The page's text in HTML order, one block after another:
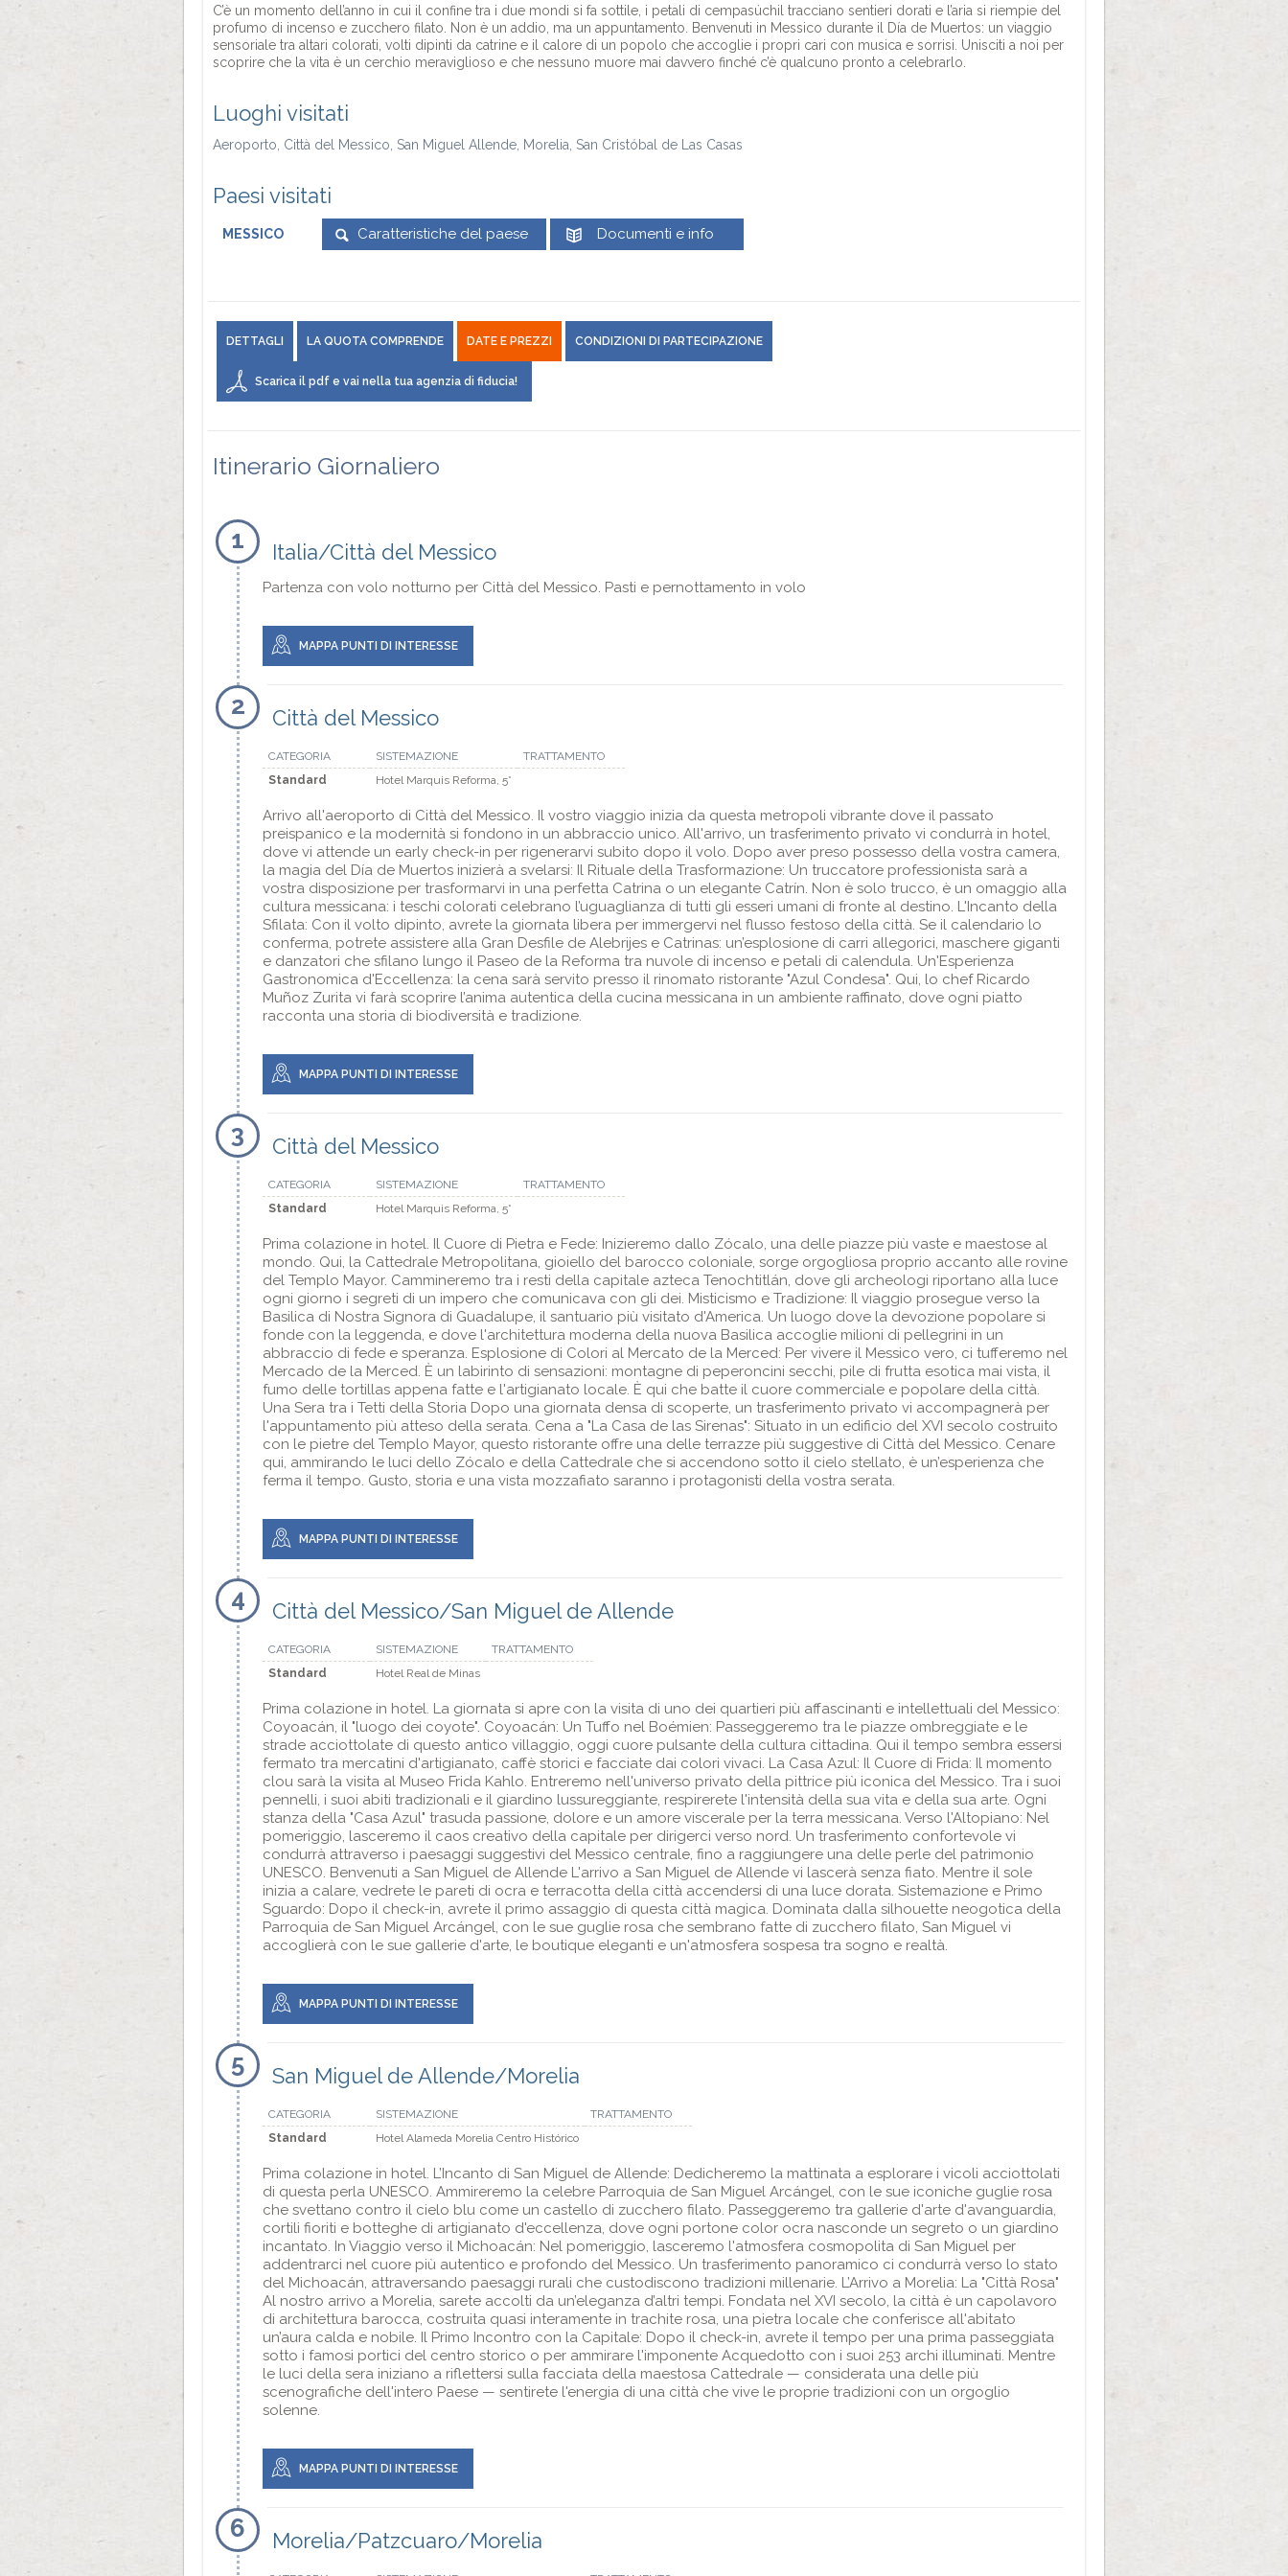
C’è un momento dell’anno in cui il confine tra i due mondi si fa sottile, i petali di cempasúchil tracciano sentieri dorati e l’aria si riempie del
profumo di incenso e zucchero filato. Non è un addio, ma un appuntamento. Benvenuti in Messico durante il Día de Muertos: un viaggio
sensoriale tra altari colorati, volti dipinti da catrine e il calore di un popolo che accoglie i propri cari con musica e sorrisi. Unisciti a noi per
scoprire che la vita è un cerchio meraviglioso e che nessuno muore mai davvero finché c’è qualcuno pronto a celebrarlo.
Luoghi visitati
Aeroporto, Città del Messico, San Miguel Allende, Morelia, San Cristóbal de Las Casas
Paesi visitati
MESSICO Caratteristiche del paese Documenti e info
DETTAGLI LA QUOTA COMPRENDE DATE E PREZZI CONDIZIONI DI PARTECIPAZIONE
Scarica il pdf e vai nella tua agenzia di fiducia!
Itinerario Giornaliero
1 Italia/Città del Messico
Partenza con volo notturno per Città del Messico. Pasti e pernottamento in volo
MAPPA PUNTI DI INTERESSE
2 Città del Messico
CATEGORIA SISTEMAZIONE
TRATTAMENTO
Standard
Hotel Marquis Reforma, 5*
Arrivo all'aeroporto di Città del Messico. Il vostro viaggio inizia da questa metropoli vibrante dove il passato
preispanico e la modernità si fondono in un abbraccio unico. All'arrivo, un trasferimento privato vi condurrà in hotel,
dove vi attende un early check-in per rigenerarvi subito dopo il volo. Dopo aver preso possesso della vostra camera,
la magia del Día de Muertos inizierà a svelarsi: Il Rituale della Trasformazione: Un truccatore professionista sarà a
vostra disposizione per trasformarvi in una perfetta Catrina o un elegante Catrín. Non è solo trucco, è un omaggio alla
cultura messicana: i teschi colorati celebrano l’uguaglianza di tutti gli esseri umani di fronte al destino. L'Incanto della
Sfilata: Con il volto dipinto, avrete la giornata libera per immergervi nel flusso festoso della città. Se il calendario lo
conferma, potrete assistere alla Gran Desfile de Alebrijes e Catrinas: un’esplosione di carri allegorici, maschere giganti
e danzatori che sfilano lungo il Paseo de la Reforma tra nuvole di incenso e petali di calendula. Un'Esperienza
Gastronomica d'Eccellenza: la cena sarà servito presso il rinomato ristorante "Azul Condesa". Qui, lo chef Ricardo
Muñoz Zurita vi farà scoprire l’anima autentica della cucina messicana in un ambiente raffinato, dove ogni piatto
racconta una storia di biodiversità e tradizione.
MAPPA PUNTI DI INTERESSE
3 Città del Messico
CATEGORIA SISTEMAZIONE
TRATTAMENTO
Standard
Hotel Marquis Reforma, 5*
Prima colazione in hotel. Il Cuore di Pietra e Fede: Inizieremo dallo Zócalo, una delle piazze più vaste e maestose al
mondo. Qui, la Cattedrale Metropolitana, gioiello del barocco coloniale, sorge orgogliosa proprio accanto alle rovine
del Templo Mayor. Cammineremo tra i resti della capitale azteca Tenochtitlán, dove gli archeologi riportano alla luce
ogni giorno i segreti di un impero che comunicava con gli dei. Misticismo e Tradizione: Il viaggio prosegue verso la
Basilica di Nostra Signora di Guadalupe, il santuario più visitato d'America. Un luogo dove la devozione popolare si
fonde con la leggenda, e dove l'architettura moderna della nuova Basilica accoglie milioni di pellegrini in un
abbraccio di fede e speranza. Esplosione di Colori al Mercato de la Merced: Per vivere il Messico vero, ci tufferemo nel
Mercado de la Merced. È un labirinto di sensazioni: montagne di peperoncini secchi, pile di frutta esotica mai vista, il
fumo delle tortillas appena fatte e l'artigianato locale. È qui che batte il cuore commerciale e popolare della città.
Una Sera tra i Tetti della Storia Dopo una giornata densa di scoperte, un trasferimento privato vi accompagnerà per
l'appuntamento più atteso della serata. Cena a "La Casa de las Sirenas": Situato in un edificio del XVI secolo costruito
con le pietre del Templo Mayor, questo ristorante offre una delle terrazze più suggestive di Città del Messico. Cenare
qui, ammirando le luci dello Zócalo e della Cattedrale che si accendono sotto il cielo stellato, è un’esperienza che
ferma il tempo. Gusto, storia e una vista mozzafiato saranno i protagonisti della vostra serata.
MAPPA PUNTI DI INTERESSE
4 Città del Messico/San Miguel de Allende
CATEGORIA SISTEMAZIONE
TRATTAMENTO
Standard
Hotel Real de Minas
Prima colazione in hotel. La giornata si apre con la visita di uno dei quartieri più affascinanti e intellettuali del Messico:
Coyoacán, il "luogo dei coyote". Coyoacán: Un Tuffo nel Boémien: Passeggeremo tra le piazze ombreggiate e le
strade acciottolate di questo antico villaggio, oggi cuore pulsante della cultura cittadina. Qui il tempo sembra essersi
fermato tra mercatini d'artigianato, caffè storici e facciate dai colori vivaci. La Casa Azul: Il Cuore di Frida: Il momento
clou sarà la visita al Museo Frida Kahlo. Entreremo nell'universo privato della pittrice più iconica del Messico. Tra i suoi
pennelli, i suoi abiti tradizionali e il giardino lussureggiante, respirerete l'intensità della sua vita e della sua arte. Ogni
stanza della "Casa Azul" trasuda passione, dolore e un amore viscerale per la terra messicana. Verso l'Altopiano: Nel
pomeriggio, lasceremo il caos creativo della capitale per dirigerci verso nord. Un trasferimento confortevole vi
condurrà attraverso i paesaggi suggestivi del Messico centrale, fino a raggiungere una delle perle del patrimonio
UNESCO. Benvenuti a San Miguel de Allende L'arrivo a San Miguel de Allende vi lascerà senza fiato. Mentre il sole
inizia a calare, vedrete le pareti di ocra e terracotta della città accendersi di una luce dorata. Sistemazione e Primo
Sguardo: Dopo il check-in, avrete il primo assaggio di questa città magica. Dominata dalla silhouette neogotica della
Parroquia de San Miguel Arcángel, con le sue guglie rosa che sembrano fatte di zucchero filato, San Miguel vi
accoglierà con le sue gallerie d'arte, le boutique eleganti e un'atmosfera sospesa tra sogno e realtà.
MAPPA PUNTI DI INTERESSE
5 San Miguel de Allende/Morelia
CATEGORIA SISTEMAZIONE
TRATTAMENTO
Standard
Hotel Alameda Morelia Centro Histórico
Prima colazione in hotel. L’Incanto di San Miguel de Allende: Dedicheremo la mattinata a esplorare i vicoli acciottolati
di questa perla UNESCO. Ammireremo la celebre Parroquia de San Miguel Arcángel, con le sue iconiche guglie rosa
che svettano contro il cielo blu come un castello di zucchero filato. Passeggeremo tra gallerie d'arte d'avanguardia,
cortili fioriti e botteghe di artigianato d'eccellenza, dove ogni portone color ocra nasconde un segreto o un giardino
incantato. In Viaggio verso il Michoacán: Nel pomeriggio, lasceremo l'atmosfera cosmopolita di San Miguel per
addentrarci nel cuore più autentico e profondo del Messico. Un trasferimento panoramico ci condurrà verso lo stato
del Michoacán, attraversando paesaggi rurali che custodiscono tradizioni millenarie. L’Arrivo a Morelia: La "Città Rosa"
Al nostro arrivo a Morelia, sarete accolti da un’eleganza d’altri tempi. Fondata nel XVI secolo, la città è un capolavoro
di architettura barocca, costruita quasi interamente in trachite rosa, una pietra locale che conferisce all'abitato
un’aura calda e nobile. Il Primo Incontro con la Capitale: Dopo il check-in, avrete il tempo per una prima passeggiata
sotto i famosi portici del centro storico o per ammirare l'imponente Acquedotto con i suoi 253 archi illuminati. Mentre
le luci della sera iniziano a riflettersi sulla facciata della maestosa Cattedrale — considerata una delle più
scenografiche dell'intero Paese — sentirete l'energia di una città che vive le proprie tradizioni con un orgoglio
solenne.
MAPPA PUNTI DI INTERESSE
6 Morelia/Patzcuaro/Morelia